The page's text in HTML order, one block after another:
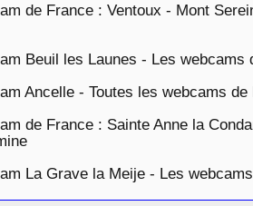
de France : Ventoux - Mont
Beuil les Launes - Les webcams
Ancelle - Toutes les webcams
de France : Sainte Anne la
La Grave la Meije - Les